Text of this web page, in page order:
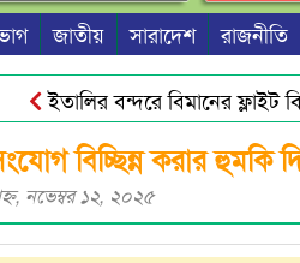
জাতীয় সারাদেশ রাজনীতি
ইতালির বন্দরে বিমানের ফ্লাইট
তেল, গ্যাস, বিদ্যুৎ সঙ্কট ও
বিচ্ছিন্ন করার হুমকি
নভেম্বর ১২, ২০২৫